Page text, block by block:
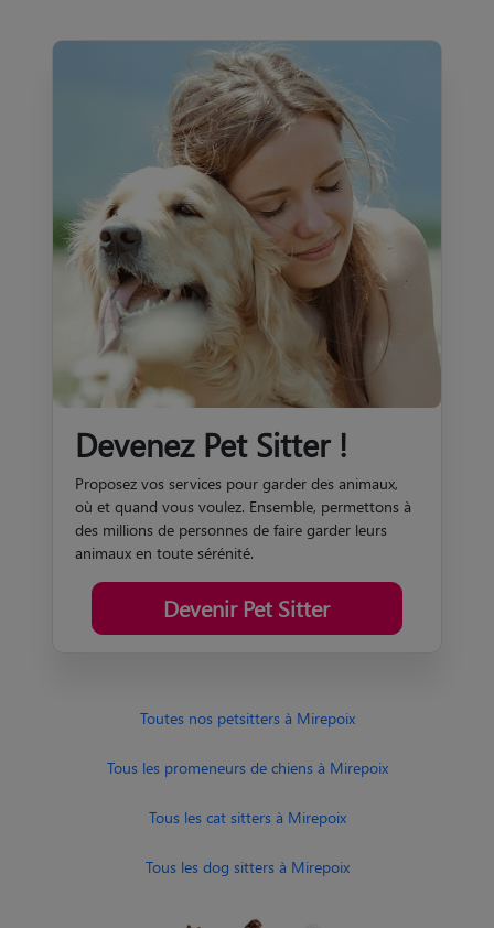
Devenez Pet Sitter !
Proposez vos services pour garder des animaux,
où et quand vous voulez. Ensemble, permettons à
des millions de personnes de faire garder leurs
animaux en toute sérénité.
Devenir Pet Sitter
Toutes nos petsitters à Mirepoix
Tous les promeneurs de chiens à Mirepoix
Tous les cat sitters à Mirepoix
Tous les dog sitters à Mirepoix